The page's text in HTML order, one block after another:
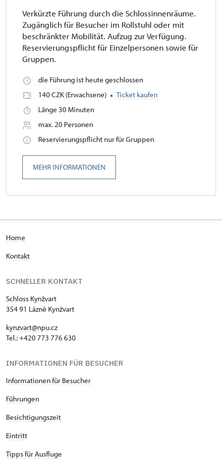
Verkürzte Führung durch die Schlossinnenräume.
Zugänglich für Besucher im Rollstuhl oder mit
beschränkter Mobilität. Aufzug zur Verfügung.
Reservierungspflicht für Einzelpersonen sowie für
Gruppen.
die Führung ist heute geschlossen
140 CZK (Erwachsene)
Ticket kaufen
Länge 30 Minuten
max. 20 Personen
Reservierungspflicht nur für Gruppen
MEHR INFORMATIONEN
Home
Kontakt
SCHNELLER KONTAKT
Schloss Kynžvart
354 91 Lázně Kynžvart
kynzvart@npu.cz
Tel.: +420 773 776 630
INFORMATIONEN FÜR BESUCHER
Informationen für Besucher
Führungen
Besichtigungszeit
Eintritt
Tipps für Ausfluge